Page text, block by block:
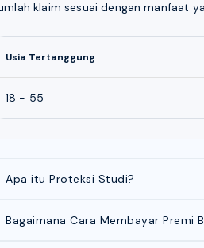
klaim sesuai dengan manfaat
Usia Tertanggung
18 - 55
Apa itu Proteksi Studi?
Bagaimana Cara Membayar Premi